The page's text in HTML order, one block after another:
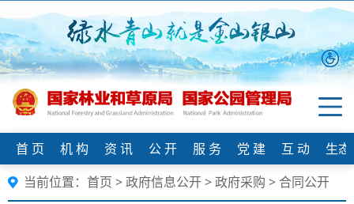
首 页 机 构 资 讯 公 开 服 务 党 建 互 动
生
当前位置： 首页 >政府信息公开>政府采购 > 合同公开